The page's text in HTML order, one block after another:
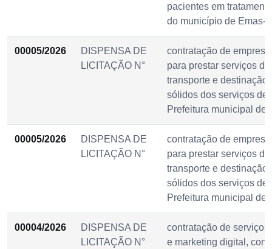
pacientes em
do município de Emas-
00005/2026
DISPENSA DE
LICITAÇÃO N°
contratação de
para prestar serviços
transporte e destinação
sólidos dos serviços de
Prefeitura municipal de
00005/2026
DISPENSA DE
LICITAÇÃO N°
contratação de
para prestar serviços
transporte e destinação
sólidos dos serviços de
Prefeitura municipal de
00004/2026
DISPENSA DE
LICITAÇÃO N°
contratação de
e marketing digital,